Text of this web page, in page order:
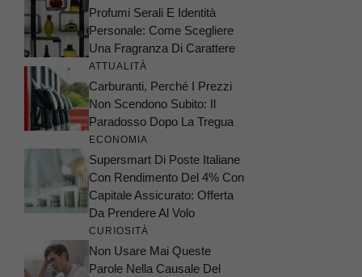
Profumi Serali E Identità
Personale: Come Scegliere
Una Fragranza Di Carattere
ATTUALITÀ
Carburanti, Perché I Prezzi
Non Scendono Subito: Il
Paradosso Dopo La Tregua
ECONOMIA
Supersmart Di Poste Italiane
Con Rendimento Del 4% Con
Capitale Assicurato: Offerta
Da Prendere Al Volo
CURIOSITÀ
Non Usare Mai Queste
Parole Nella Causale Del